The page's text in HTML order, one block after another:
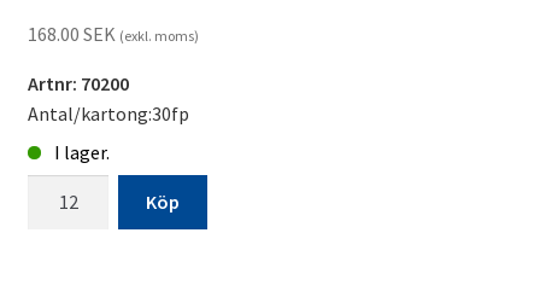
168.00 SEK (exkl. moms)
Artnr: 70200
Antal/kartong:30fp
I lager.
Köp